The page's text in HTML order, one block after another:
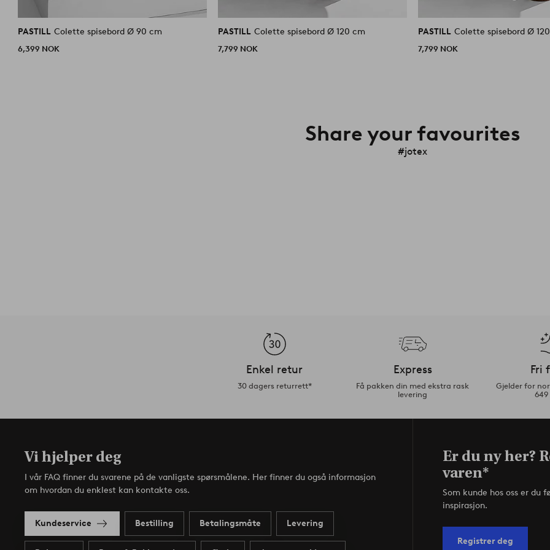
PASTILL Colette spisebord Ø 90 cm
6,399 NOK
PASTILL Colette spisebord Ø 120 cm
7,799 NOK
PASTILL Colette spisebord Ø
7,799 NOK
Share your favourites
#jotex
Enkel retur
30 dagers returrett*
Express
Få pakken din med ekstra rask
levering
Fri
Gjelder for
649
Vi hjelper deg
I vår FAQ finner du svarene på de vanligste spørsmålene. Her finner du også informasjon
om hvordan du enklest kan kontakte oss.
Kundeservice Bestilling Betalingsmåte Levering
Er du ny her?
varen*
Som kunde hos oss er du
inspirasjon.
Registrer deg